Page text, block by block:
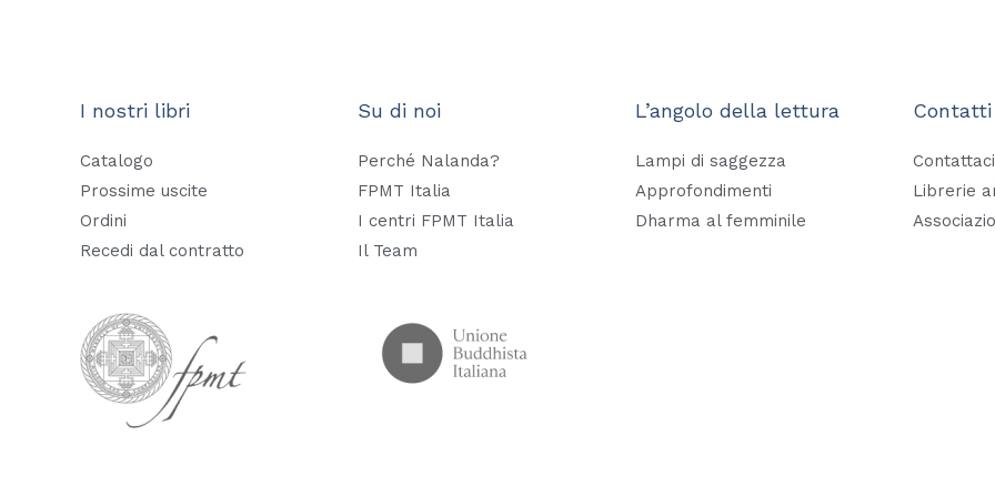
I nostri libri
Catalogo
Prossime uscite
Ordini
Recedi dal contratto
Su di noi
Perché Nalanda?
FPMT Italia
I centri FPMT Italia
Il Team
L’angolo della lettura
Lampi di saggezza
Approfondimenti
Dharma al femminile
Contatti
Contattaci
Librerie